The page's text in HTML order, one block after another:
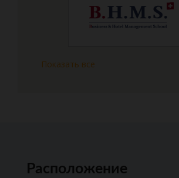
Показать все
Расположение